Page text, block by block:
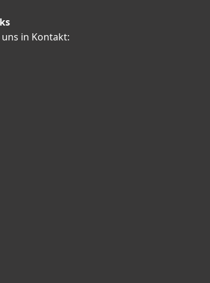
in Kontakt: